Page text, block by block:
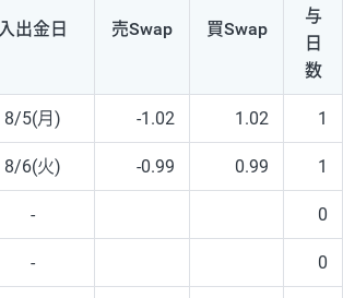
入出金日 売Swap 買Swap
与
日
数
8/5(月) -1.02 1.02 1
8/6(火) -0.99 0.99 1
- 0
- 0